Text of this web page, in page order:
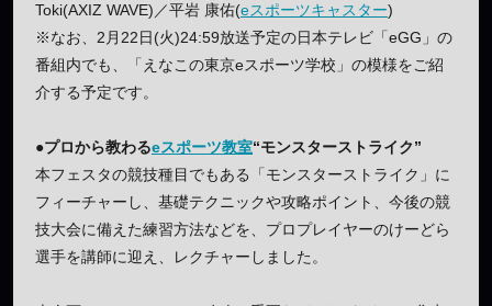
Toki(AXIZ WAVE)／平岩 康佑(eスポーツキャスター)
※なお、2月22日(火)24:59放送予定の日本テレビ「eGG」の
番組内でも、「えなこの東京eスポーツ学校」の模様をご紹
介する予定です。
●プロから教わるeスポーツ教室“モンスターストライク”
本フェスタの競技種目でもある「モンスターストライク」に
フィーチャーし、基礎テクニックや攻略ポイント、今後の競
技大会に備えた練習方法などを、プロプレイヤーのけーどら
選手を講師に迎え、レクチャーしました。